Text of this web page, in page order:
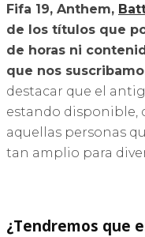
Fifa 19, Anthem,
de los títulos que
de horas ni
que nos
destacar que el
estando disponible,
aquellas personas
tan amplio para
¿Tendremos que